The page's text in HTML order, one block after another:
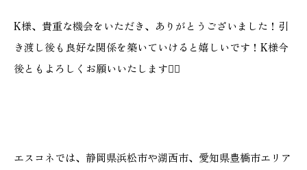
K様、貴重な機会をいただき、ありがとうございました！引
き渡し後も良好な関係を築いていけると嬉しいです！K様今
後ともよろしくお願いいたします🙇‍♂️
エスコネでは、静岡県浜松市や湖西市、愛知県豊橋市エリア